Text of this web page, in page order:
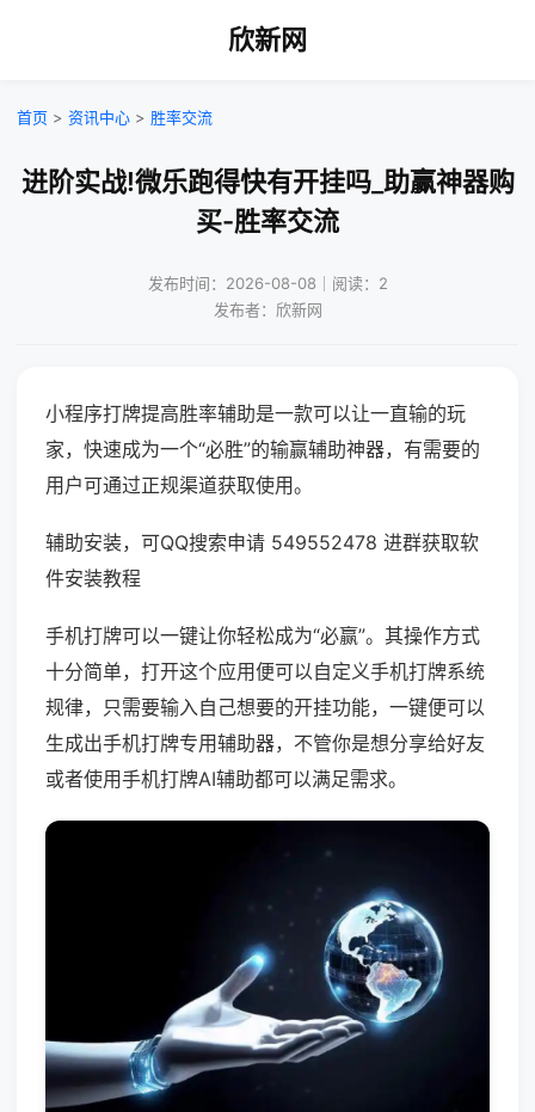
欣新网
首页 > 资讯中心 > 胜率交流
进阶实战!微乐跑得快有开挂吗_助赢神器购
买-胜率交流
发布时间：2026-08-08｜阅读：2
发布者：欣新网
小程序打牌提高胜率辅助是一款可以让一直输的玩
家，快速成为一个“必胜”的输赢辅助神器，有需要的
用户可通过正规渠道获取使用。
辅助安装，可QQ搜索申请 549552478 进群获取软
件安装教程
手机打牌可以一键让你轻松成为“必赢”。其操作方式
十分简单，打开这个应用便可以自定义手机打牌系统
规律，只需要输入自己想要的开挂功能，一键便可以
生成出手机打牌专用辅助器，不管你是想分享给好友
或者使用手机打牌AI辅助都可以满足需求。